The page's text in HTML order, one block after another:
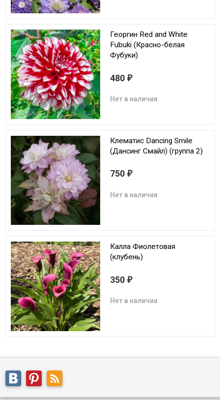
Георгин Red and White
Fubuki (Красно-белая
Фубуки)
480 ₽
Нет в наличии
Клематис Dancing Smile
(Дансинг Смайл) (группа 2)
750 ₽
Нет в наличии
Калла Фиолетовая
(клубень)
350 ₽
Нет в наличии